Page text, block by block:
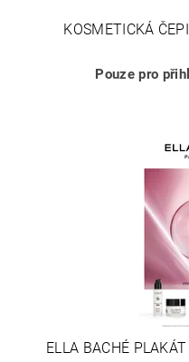
KOSMETICKÁ
Pouze pro
ELLA BACHÉ